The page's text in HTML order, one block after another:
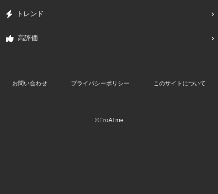
トレンド
高評価
お問い合わせ プライバシーポリシー このサイトについて
©EroAI.me